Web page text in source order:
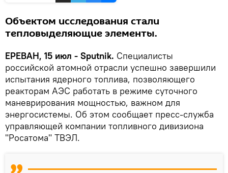
Объектом исследования стали
тепловыделяющие элементы.
ЕРЕВАН, 15 июл - Sputnik. Специалисты
российской атомной отрасли успешно завершили
испытания ядерного топлива, позволяющего
реакторам АЭС работать в режиме суточного
маневрирования мощностью, важном для
энергосистемы. Об этом сообщает пресс-служба
управляющей компании топливного дивизиона
"Росатома" ТВЭЛ.